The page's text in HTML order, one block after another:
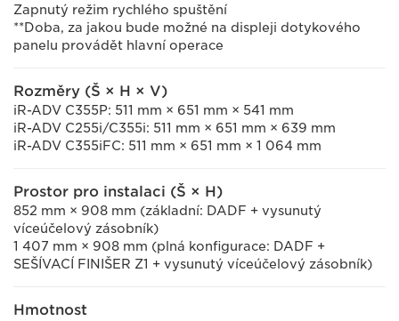
Zapnutý režim rychlého spuštění
**Doba, za jakou bude možné na displeji dotykového
panelu provádět hlavní operace
Rozměry (Š × H × V)
iR-ADV C355P: 511 mm × 651 mm × 541 mm
iR-ADV C255i/C355i: 511 mm × 651 mm × 639 mm
iR-ADV C355iFC: 511 mm × 651 mm × 1 064 mm
Prostor pro instalaci (Š × H)
852 mm × 908 mm (základní: DADF + vysunutý
víceúčelový zásobník)
1 407 mm × 908 mm (plná konfigurace: DADF +
SEŠÍVACÍ FINIŠER Z1 + vysunutý víceúčelový zásobník)
Hmotnost